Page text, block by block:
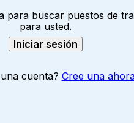
para buscar puestos de
para usted.
Iniciar sesión
cuenta? Cree una